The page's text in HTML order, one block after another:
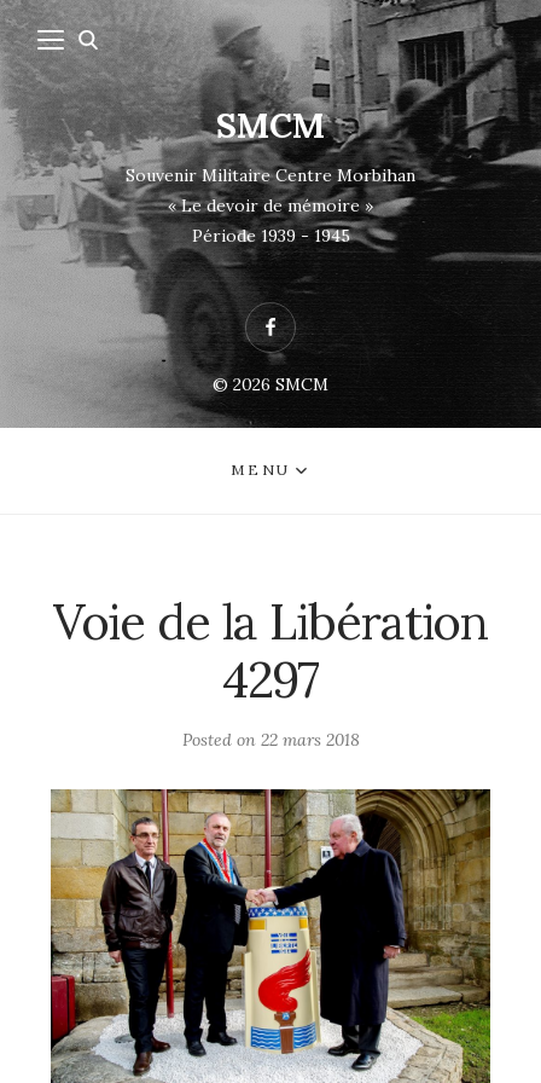
SMCM
Souvenir Militaire Centre Morbihan
« Le devoir de mémoire »
Période 1939 - 1945
Facebook
© 2026 SMCM
MENU
Voie de la Libération
4297
Posted on 22 mars 2018